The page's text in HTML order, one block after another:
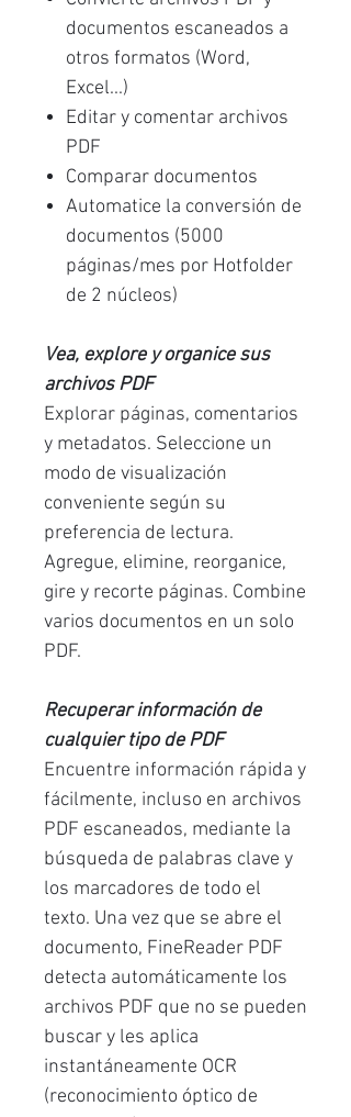
documentos escaneados a
otros formatos (Word,
Excel...)
Editar y comentar archivos
PDF
Comparar documentos
Automatice la conversión de
documentos (5000
páginas/mes por Hotfolder
de 2 núcleos)
Vea, explore y organice sus
archivos PDF
Explorar páginas, comentarios
y metadatos. Seleccione un
modo de visualización
conveniente según su
preferencia de lectura.
Agregue, elimine, reorganice,
gire y recorte páginas. Combine
varios documentos en un solo
PDF.
Recuperar información de
cualquier tipo de PDF
Encuentre información rápida y
fácilmente, incluso en archivos
PDF escaneados, mediante la
búsqueda de palabras clave y
los marcadores de todo el
texto. Una vez que se abre el
documento, FineReader PDF
detecta automáticamente los
archivos PDF que no se pueden
buscar y les aplica
instantáneamente OCR
(reconocimiento óptico de